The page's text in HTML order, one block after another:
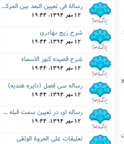
رسالة فى تعیین البعد بین المرکزین والاوج
12 مهر 1394, 19:44
شرح زیج بهادرى
12 مهر 1394, 19:44
شرح قصیده کنوز الاسماء
12 مهر 1394, 19:44
رساله سى فصل (دایره هندیه)
12 مهر 1394, 19:44
رساله اى در تعیین سمت قبله مدینه به اعجاز رسول اللَّه
12 مهر 1394, 19:44
تعلیقات على العروة الوثقى